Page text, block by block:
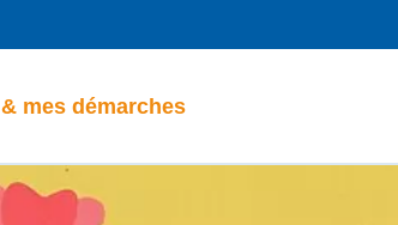
mes démarches